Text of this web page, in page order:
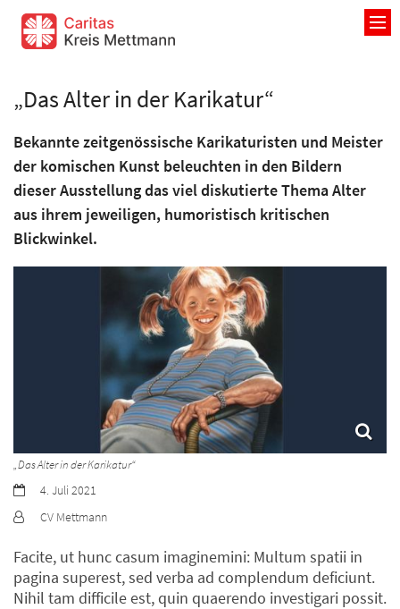
Zum Inhalt springen
„Das Alter in der Karikatur“
Bekannte zeitgenössische Karikaturisten und Meister
der komischen Kunst beleuchten in den Bildern
dieser Ausstellung das viel diskutierte Thema Alter
aus ihrem jeweiligen, humoristisch kritischen
Blickwinkel.
„Das Alter in der Karikatur“
Datum:4. Juli 2021
Von:
CV Mettmann
Facite, ut hunc casum imaginemini: Multum spatii in
pagina superest, sed verba ad complendum deficiunt.
Nihil tam difficile est, quin quaerendo investigari possit.